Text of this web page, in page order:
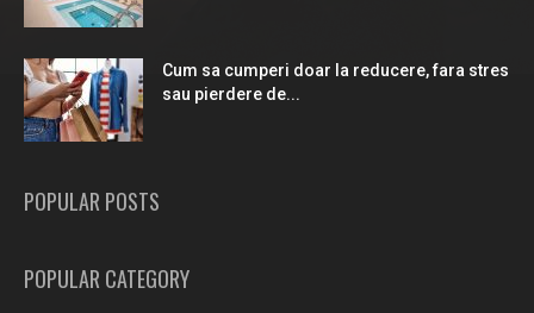
Cum sa cumperi doar la reducere, fara stres
sau pierdere de...
POPULAR POSTS
POPULAR CATEGORY